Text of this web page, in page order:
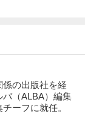
係の出版社を経
バ（ALBA）編集
ーフに就任。